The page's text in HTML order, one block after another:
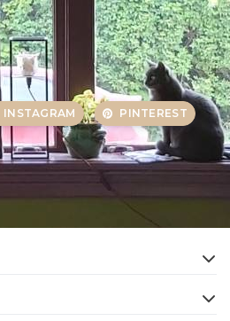
INSTAGRAM PINTEREST